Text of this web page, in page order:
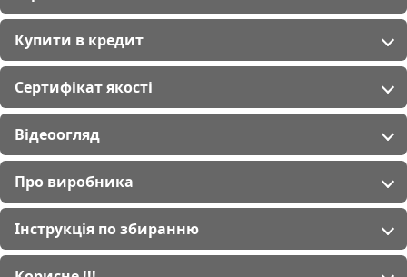
Купити в кредит
Сертифікат якості
Відеоогляд
Про виробника
Інструкція по збиранню